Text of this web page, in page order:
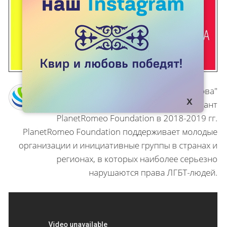
Проект "Пони Валиханова"
осуществлялся на грант
PlanetRomeo Foundation в 2018-2019 гг.
PlanetRomeo Foundation поддерживает молодые
организации и инициативные группы в странах и
регионах, в которых наиболее серьезно
нарушаются права ЛГБТ-людей.